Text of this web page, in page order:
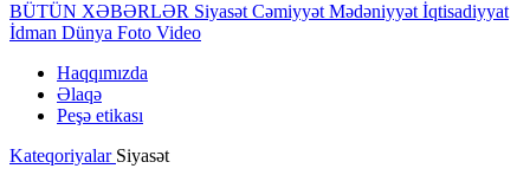
BÜTÜN XƏBƏRLƏR Siyasət Cəmiyyət Mədəniyyət İqtisadiyyat
İdman Dünya Foto Video
Haqqımızda
Əlaqə
Peşə etikası
Kateqoriyalar Siyasət